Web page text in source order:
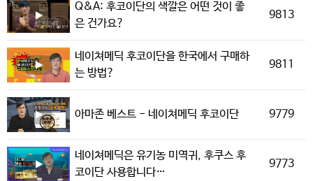
Q&A: 후코이단의 색깔은 어떤 것이 좋
은 건가요?
9813
네이쳐메딕 후코이단을 한국에서 구매하
는 방법?
9811
아마존 베스트 - 네이쳐메딕 후코이단 9779
네이쳐메딕은 유기농 미역귀, 후쿠스 후
코이단 사용합니다…
9773